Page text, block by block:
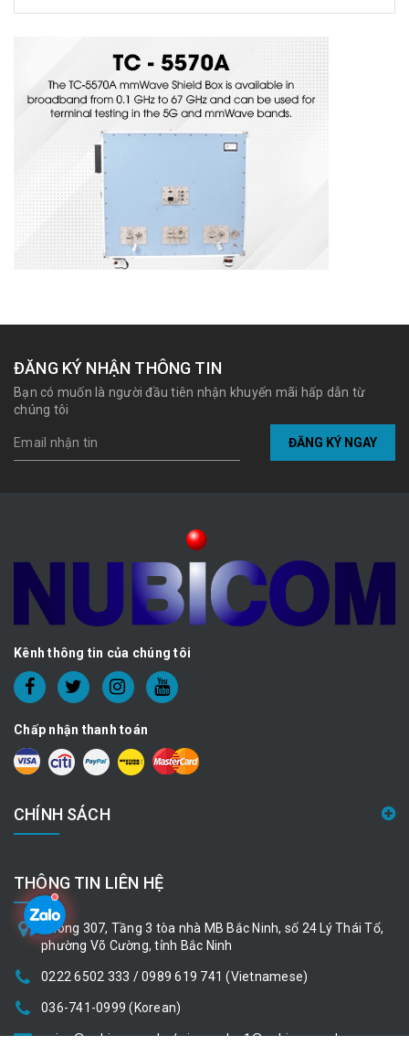
ĐĂNG KÝ NHẬN THÔNG TIN
Bạn có muốn là người đầu tiên nhận khuyến mãi hấp dẫn từ
chúng tôi
ĐĂNG KÝ NGAY
Kênh thông tin của chúng tôi
Chấp nhận thanh toán
CHÍNH SÁCH
THÔNG TIN LIÊN HỆ
Phòng 307, Tầng 3 tòa nhà MB Bắc Ninh, số 24 Lý Thái Tổ,
phường Võ Cường, tỉnh Bắc Ninh
0222 6502 333 / 0989 619 741 (Vietnamese)
036-741-0999 (Korean)
nvina@nubicom.co.kr / vina_sales1@nubicom.co.kr